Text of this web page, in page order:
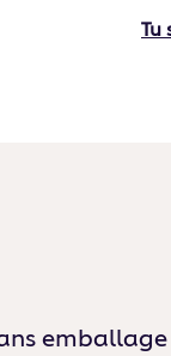
Tu
emballage